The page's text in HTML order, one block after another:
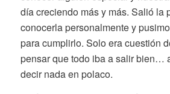
día creciendo más y más. Salió la
conocerla personalmente y
para cumplirlo. Solo era cuestión
pensar que todo iba a salir bien…
decir nada en polaco.